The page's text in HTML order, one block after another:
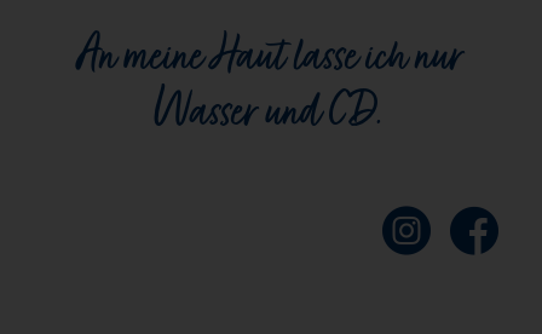
An meine Haut lasse ich nur
Wasser und CD.